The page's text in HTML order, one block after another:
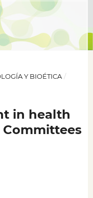
Y BIOÉTICA /
in health